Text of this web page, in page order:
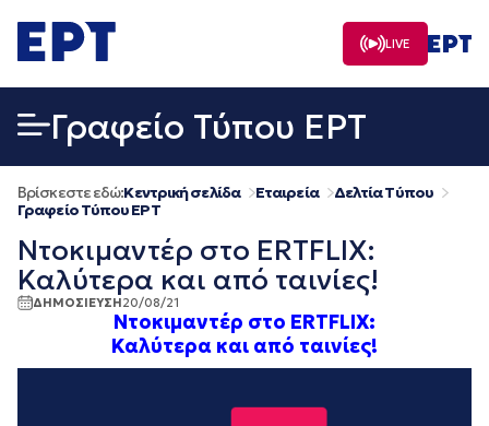
σε
περιεχόμενο
LIVE
Γραφείο Τύπου ΕΡΤ
Βρίσκεστε εδώ:Κεντρική σελίδα Εταιρεία
Δελτία Τύπου
Γραφείο Τύπου ΕΡΤ
Ντοκιμαντέρ στο ERTFLIX:
Καλύτερα και από ταινίες!
ΔΗΜΟΣΙΕΥΣΗ20/08/21
Ντοκιμαντέρ στο ERTFLIX:
Καλύτερα και από ταινίες!